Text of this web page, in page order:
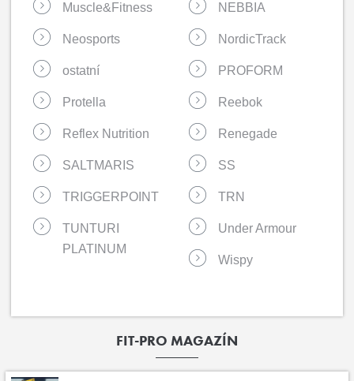
Muscle&Fitness NEBBIA
Neosports NordicTrack
ostatní PROFORM
Protella Reebok
Reflex Nutrition Renegade
SALTMARIS SS
TRIGGERPOINT TRN
TUNTURI
PLATINUM
Under Armour
Wispy
FIT-PRO MAGAZÍN